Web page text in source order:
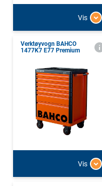
Vis
Verktøyvogn BAHCO
1477K7 E77 Premium
Vis